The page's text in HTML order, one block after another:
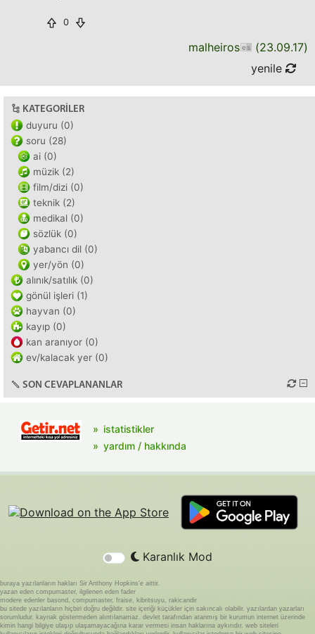
0
malheiros (23.09.17)
yenile
KATEGORILER
duyuru (0)
soru (28)
ai (0)
müzik (2)
film/dizi (0)
teknik (2)
medikal (0)
sözlük (0)
yabancı dil (0)
yer/yön (0)
alınık/satılık (0)
gönül işleri (1)
hayvan (0)
kayıp (0)
kan aranıyor (0)
ev/kalacak yer (0)
SON CEVAPLANANLAR
istatistikler
yardım / hakkında
Karanlık Mod
buraya yazılanların hakları Sir Anthony Hopkins'e aittir.
yazan eden compumaster, ilgilenen eden fader
modere edenler basond, compumaster, fraise, kibritsuyu, rakicandir
bu sitede yazılanların hiçbiri doğru değildir. site içeriği küçükler için sakıncalı olabilir. yazılardan yazarları
sorumludur. kaynak göstermeden alıntılanamaz. devlet tarafından atanmış bir kurumun internet üzerinde
kimin hangi bilgiye ulaşıp ulaşamayacağına karar vermesi insan haklarına aykırıdır. web siteleri